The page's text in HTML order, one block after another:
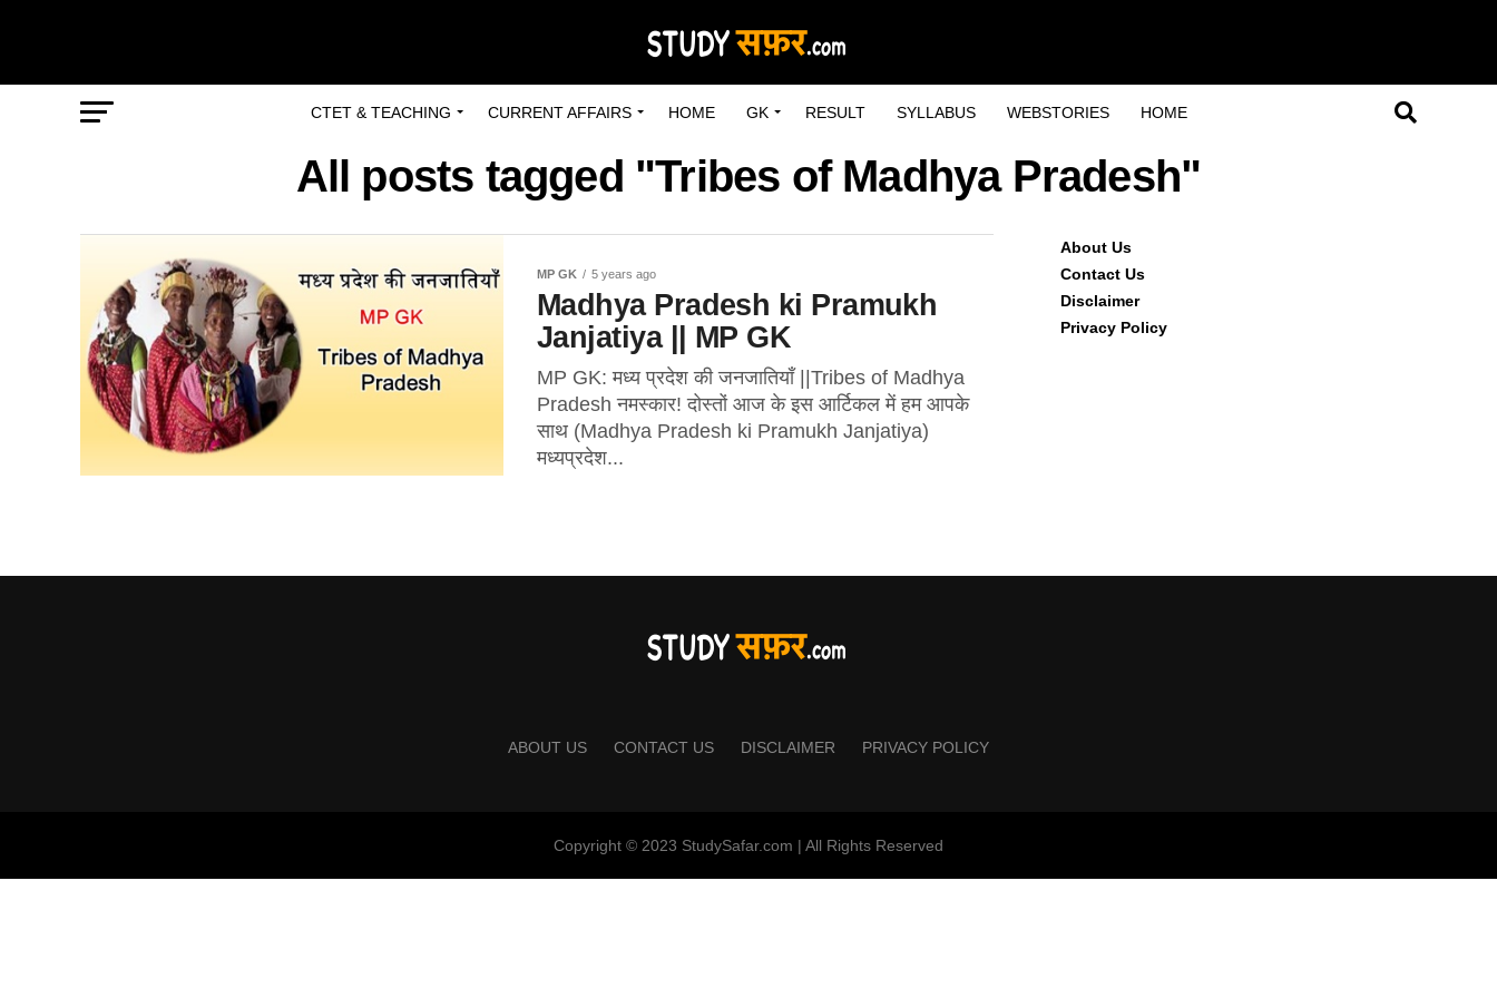
CTET & TEACHING CURRENT AFFAIRS HOME GK RESULT SYLLABUS WEBSTORIES HOME
All posts tagged "Tribes of Madhya Pradesh"
MP GK 5 years ago
Madhya Pradesh ki Pramukh
Janjatiya || MP GK
MP GK: मध्य प्रदेश की जनजातियाँ ||Tribes of Madhya
Pradesh नमस्कार! दोस्तों आज के इस आर्टिकल में हम आपके
साथ (Madhya Pradesh ki Pramukh Janjatiya)
मध्यप्रदेश...
About Us
Contact Us
Disclaimer
Privacy Policy
ABOUT US CONTACT US DISCLAIMER PRIVACY POLICY
Copyright © 2023 StudySafar.com | All Rights Reserved